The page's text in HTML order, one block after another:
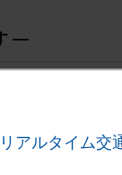
―
リアルタイム交
で快適にご利用
当該ICの入口お